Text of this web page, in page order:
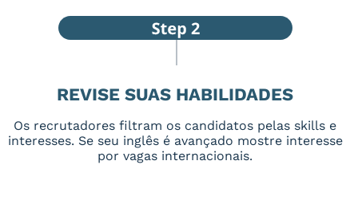
REVISE SUAS HABILIDADES
Os recrutadores filtram os candidatos pelas skills e
interesses. Se seu inglês é avançado mostre interesse
por vagas internacionais.